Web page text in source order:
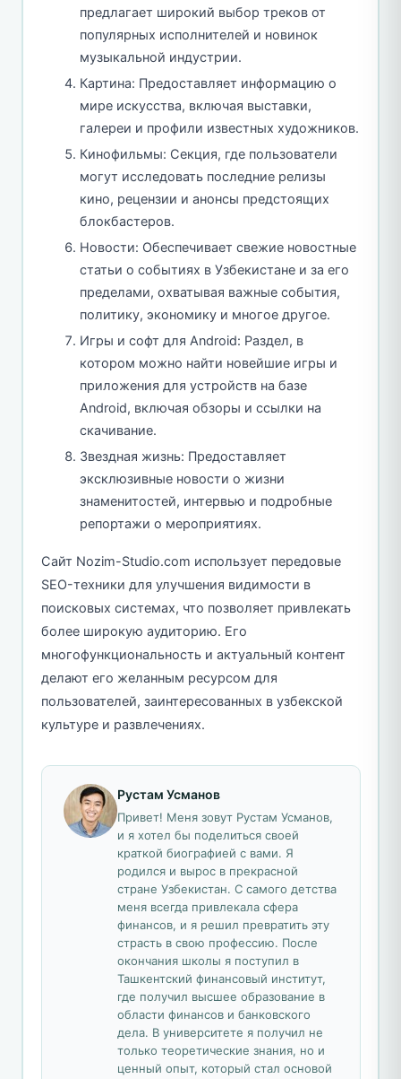
предлагает широкий выбор треков от
популярных исполнителей и новинок
музыкальной индустрии.
Картина: Предоставляет информацию о
мире искусства, включая выставки,
галереи и профили известных художников.
Кинофильмы: Секция, где пользователи
могут исследовать последние релизы
кино, рецензии и анонсы предстоящих
блокбастеров.
Новости: Обеспечивает свежие новостные
статьи о событиях в Узбекистане и за его
пределами, охватывая важные события,
политику, экономику и многое другое.
Игры и софт для Android: Раздел, в
котором можно найти новейшие игры и
приложения для устройств на базе
Android, включая обзоры и ссылки на
скачивание.
Звездная жизнь: Предоставляет
эксклюзивные новости о жизни
знаменитостей, интервью и подробные
репортажи о мероприятиях.
Сайт Nozim-Studio.com использует передовые
SEO-техники для улучшения видимости в
поисковых системах, что позволяет привлекать
более широкую аудиторию. Его
многофункциональность и актуальный контент
делают его желанным ресурсом для
пользователей, заинтересованных в узбекской
культуре и развлечениях.
Рустам Усманов
Привет! Меня зовут Рустам Усманов,
и я хотел бы поделиться своей
краткой биографией с вами. Я
родился и вырос в прекрасной
стране Узбекистан. С самого детства
меня всегда привлекала сфера
финансов, и я решил превратить эту
страсть в свою профессию. После
окончания школы я поступил в
Ташкентский финансовый институт,
где получил высшее образование в
области финансов и банковского
дела. В университете я получил не
только теоретические знания, но и
ценный опыт, который стал основой